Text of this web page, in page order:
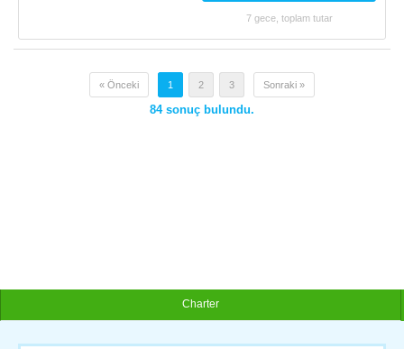
7 gece, toplam tutar
« Önceki 1 2 3 Sonraki »
84sonuç bulundu.
Charter